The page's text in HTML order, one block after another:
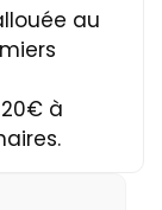
au
à